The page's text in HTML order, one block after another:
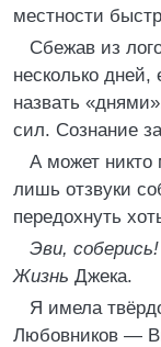
местности
Сбежав из
несколько
назвать
сил. Сознание
А может никто
лишь отзвуки
передохнуть
Эви, соберись!
Жизнь Джека.
Я имела
Любовников —